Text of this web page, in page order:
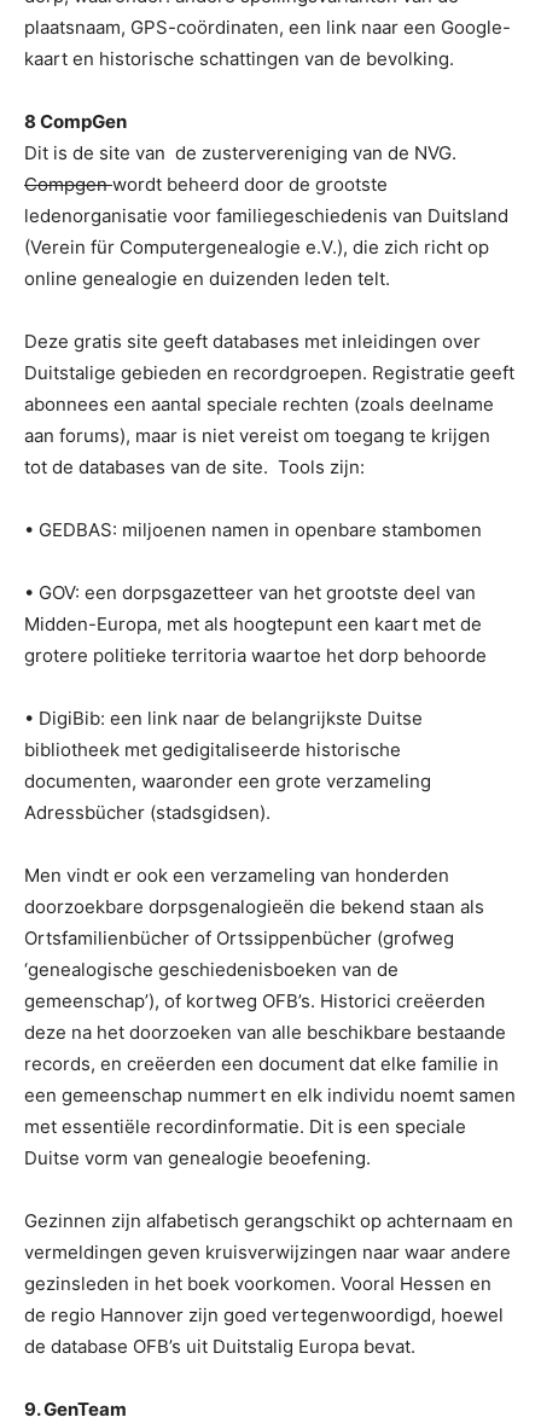
plaatsnaam, GPS-coördinaten, een link naar een Google-
kaart en historische schattingen van de bevolking.
8 CompGen
Dit is de site van de zustervereniging van de NVG.
Compgenwordt beheerd door de grootste
ledenorganisatie voor familiegeschiedenis van Duitsland
(Verein für Computergenealogie e.V.), die zich richt op
online genealogie en duizenden leden telt.
Deze gratis site geeft databases met inleidingen over
Duitstalige gebieden en recordgroepen. Registratie geeft
abonnees een aantal speciale rechten (zoals deelname
aan forums), maar is niet vereist om toegang te krijgen
tot de databases van de site. Tools zijn:
• GEDBAS: miljoenen namen in openbare stambomen
• GOV: een dorpsgazetteer van het grootste deel van
Midden-Europa, met als hoogtepunt een kaart met de
grotere politieke territoria waartoe het dorp behoorde
• DigiBib: een link naar de belangrijkste Duitse
bibliotheek met gedigitaliseerde historische
documenten, waaronder een grote verzameling
Adressbücher (stadsgidsen).
Men vindt er ook een verzameling van honderden
doorzoekbare dorpsgenalogieën die bekend staan als
Ortsfamilienbücher of Ortssippenbücher (grofweg
‘genealogische geschiedenisboeken van de
gemeenschap’), of kortweg OFB’s. Historici creëerden
deze na het doorzoeken van alle beschikbare bestaande
records, en creëerden een document dat elke familie in
een gemeenschap nummert en elk individu noemt samen
met essentiële recordinformatie. Dit is een speciale
Duitse vorm van genealogie beoefening.
Gezinnen zijn alfabetisch gerangschikt op achternaam en
vermeldingen geven kruisverwijzingen naar waar andere
gezinsleden in het boek voorkomen. Vooral Hessen en
de regio Hannover zijn goed vertegenwoordigd, hoewel
de database OFB’s uit Duitstalig Europa bevat.
9. GenTeam